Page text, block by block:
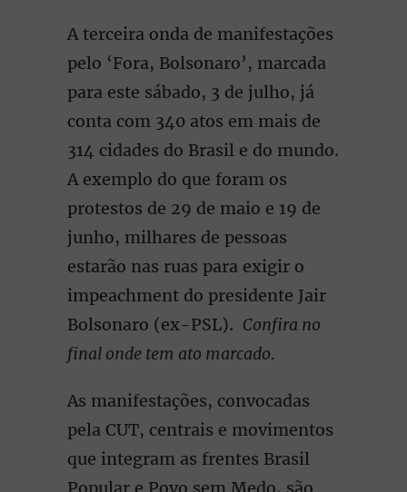
A terceira onda de manifestações
pelo ‘Fora, Bolsonaro’, marcada
para este sábado, 3 de julho, já
conta com 340 atos em mais de
314 cidades do Brasil e do mundo.
A exemplo do que foram os
protestos de 29 de maio e 19 de
junho, milhares de pessoas
estarão nas ruas para exigir o
impeachment do presidente Jair
Bolsonaro (ex-PSL). Confira no
final onde tem ato marcado.
As manifestações, convocadas
pela CUT, centrais e movimentos
que integram as frentes Brasil